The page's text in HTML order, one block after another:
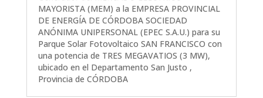
MAYORISTA (MEM) a la EMPRESA PROVINCIAL
DE ENERGÍA DE CÓRDOBA SOCIEDAD
ANÓNIMA UNIPERSONAL (EPEC S.A.U.) para su
Parque Solar Fotovoltaico SAN FRANCISCO con
una potencia de TRES MEGAVATIOS (3 MW),
ubicado en el Departamento San Justo ,
Provincia de CÓRDOBA